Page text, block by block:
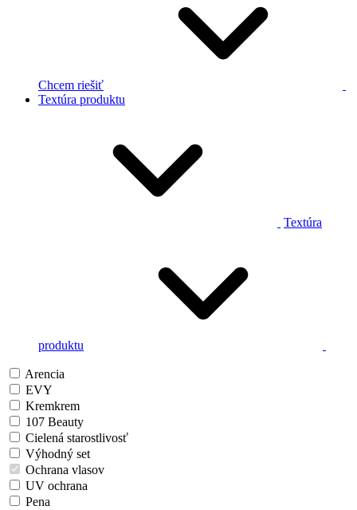
Chcem riešiť
Textúra produktu
Textúra
produktu
Arencia
EVY
Kremkrem
107 Beauty
Cielená starostlivosť
Výhodný set
Ochrana vlasov
UV ochrana
Pena